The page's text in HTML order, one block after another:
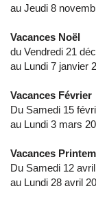
au Jeudi 8
Vacances Noël
du Vendredi 21
au Lundi 7 janvier
Vacances Février
Du Samedi 15
au Lundi 3 mars
Vacances
Du Samedi 12
au Lundi 28 avril